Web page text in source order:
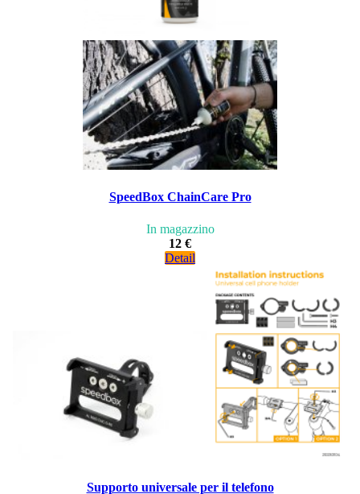
SpeedBox ChainCare Pro
In magazzino
12 €
Detail
Supporto universale per il telefono